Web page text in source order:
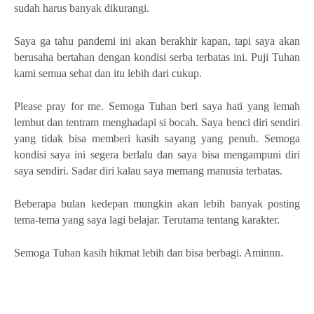
sudah harus banyak dikurangi.
Saya ga tahu pandemi ini akan berakhir kapan, tapi saya akan
berusaha bertahan dengan kondisi serba terbatas ini. Puji Tuhan
kami semua sehat dan itu lebih dari cukup.
Please pray for me. Semoga Tuhan beri saya hati yang lemah
lembut dan tentram menghadapi si bocah. Saya benci diri sendiri
yang tidak bisa memberi kasih sayang yang penuh. Semoga
kondisi saya ini segera berlalu dan saya bisa mengampuni diri
saya sendiri. Sadar diri kalau saya memang manusia terbatas.
Beberapa bulan kedepan mungkin akan lebih banyak posting
tema-tema yang saya lagi belajar. Terutama tentang karakter.
Semoga Tuhan kasih hikmat lebih dan bisa berbagi. Aminnn.